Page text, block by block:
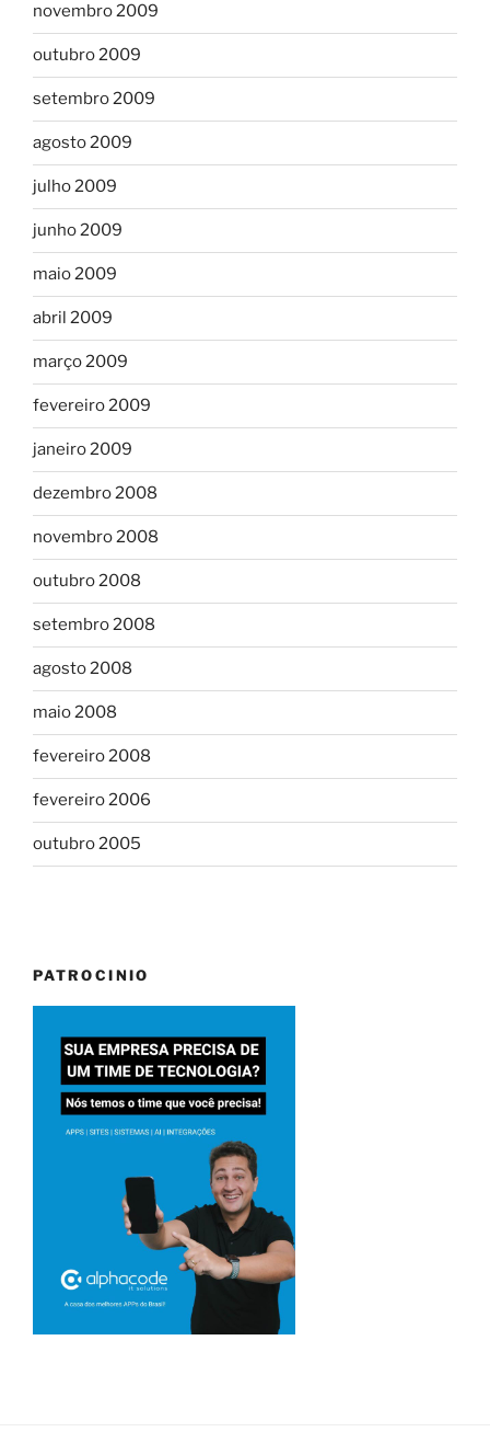
novembro 2009
outubro 2009
setembro 2009
agosto 2009
julho 2009
junho 2009
maio 2009
abril 2009
março 2009
fevereiro 2009
janeiro 2009
dezembro 2008
novembro 2008
outubro 2008
setembro 2008
agosto 2008
maio 2008
fevereiro 2008
fevereiro 2006
outubro 2005
PATROCINIO